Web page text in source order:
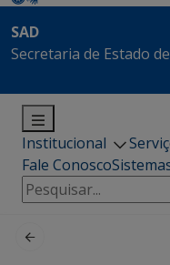
SAD
Secretaria de Estado
Institucional
Fale Conosco
Pesquisar
por: